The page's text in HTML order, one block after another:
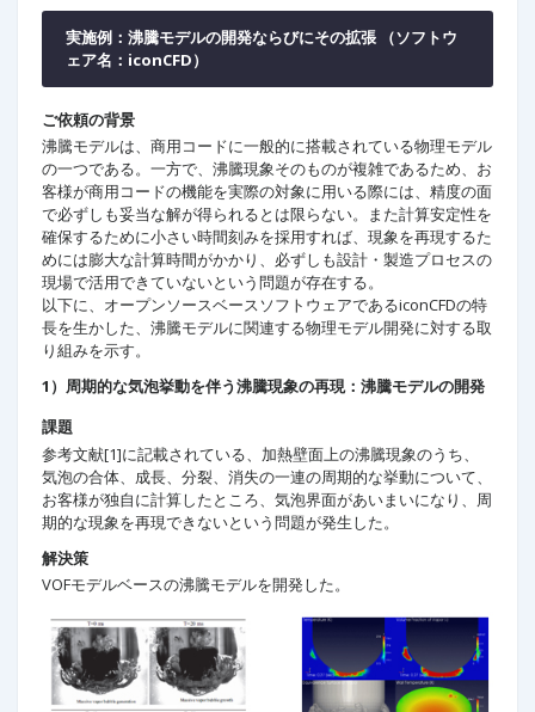
実施例：沸騰モデルの開発ならびにその拡張 （ソフトウ
ェア名：iconCFD）
ご依頼の背景
沸騰モデルは、商用コードに一般的に搭載されている物理モデル
の一つである。一方で、沸騰現象そのものが複雑であるため、お
客様が商用コードの機能を実際の対象に用いる際には、精度の面
で必ずしも妥当な解が得られるとは限らない。また計算安定性を
確保するために小さい時間刻みを採用すれば、現象を再現するた
めには膨大な計算時間がかかり、必ずしも設計・製造プロセスの
現場で活用できていないという問題が存在する。
以下に、オープンソースベースソフトウェアであるiconCFDの特
長を生かした、沸騰モデルに関連する物理モデル開発に対する取
り組みを示す。
1）周期的な気泡挙動を伴う沸騰現象の再現：沸騰モデルの開発
課題
参考文献[1]に記載されている、加熱壁面上の沸騰現象のうち、
気泡の合体、成長、分裂、消失の一連の周期的な挙動について、
お客様が独自に計算したところ、気泡界面があいまいになり、周
期的な現象を再現できないという問題が発生した。
解決策
VOFモデルベースの沸騰モデルを開発した。